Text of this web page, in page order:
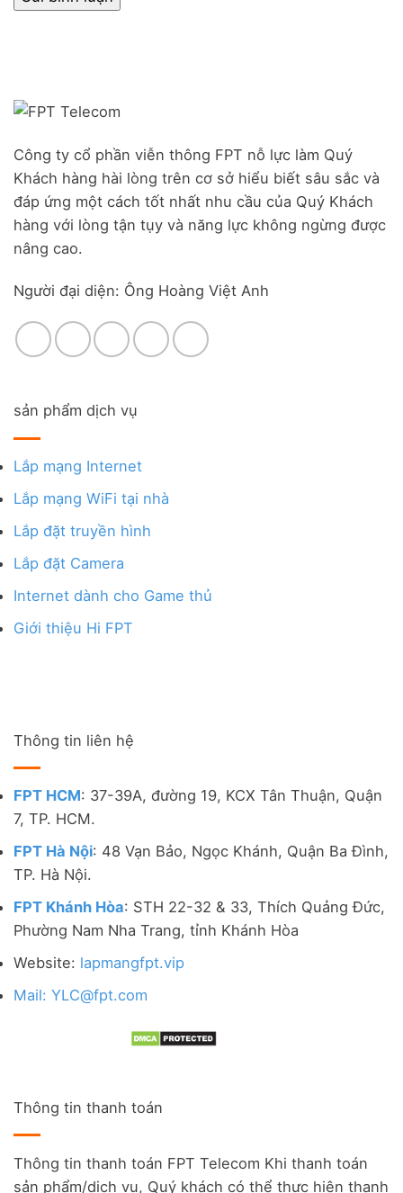
Công ty cổ phần viễn thông FPT nỗ lực làm Quý
Khách hàng hài lòng trên cơ sở hiểu biết sâu sắc và
đáp ứng một cách tốt nhất nhu cầu của Quý Khách
hàng với lòng tận tụy và năng lực không ngừng được
nâng cao.
Người đại diện: Ông Hoàng Việt Anh
sản phẩm dịch vụ
Lắp mạng Internet
Lắp mạng WiFi tại nhà
Lắp đặt truyền hình
Lắp đặt Camera
Internet dành cho Game thủ
Giới thiệu Hi FPT
Thông tin liên hệ
FPT HCM: 37-39A, đường 19, KCX Tân Thuận, Quận
7, TP. HCM.
FPT Hà Nội: 48 Vạn Bảo, Ngọc Khánh, Quận Ba Đình,
TP. Hà Nội.
FPT Khánh Hòa: STH 22-32 & 33, Thích Quảng Đức,
Phường Nam Nha Trang, tỉnh Khánh Hòa
Website: lapmangfpt.vip
Mail: YLC@fpt.com
Thông tin thanh toán
Thông tin thanh toán FPT Telecom Khi thanh toán
sản phẩm/dịch vụ, Quý khách có thể thực hiện thanh